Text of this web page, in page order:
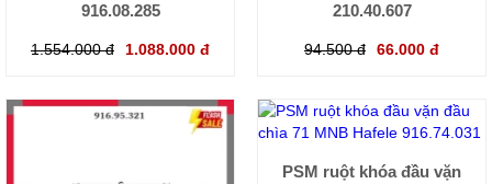
916.08.285
1.554.000 đ 1.088.000 đ
210.40.607
94.500 đ 66.000 đ
PSM ruột khóa đầu vặn